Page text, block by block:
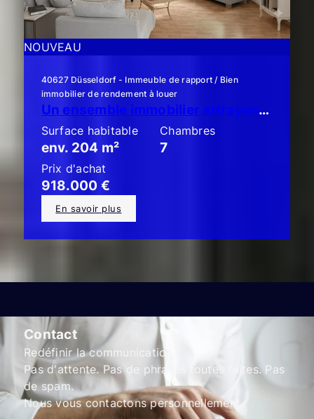
NOUVEAU
40627 Düsseldorf - Immeuble de rapport / Bien
immobilier de rendement à louer
Un ensemble immobilier attrayant composé de 3 appartements en copropriété avec jardin !
Surface habitable
env. 204 m²
Chambres
7
Prix d'achat
918.000 €
En savoir plus
Contact
Redéfinir la communication.
Pas d'attente. Pas de phrases toutes faites. Pas
de spam.
Nous vous contactons personnellement.